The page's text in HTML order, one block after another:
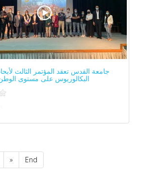
جامعة القدس تعقد المؤتمر الثالث
البكالوريوس على مستوى
» End